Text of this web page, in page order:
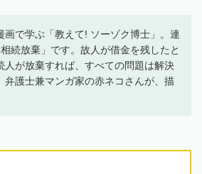
画で学ぶ「教えて! ソーゾク博士」。連
続放棄」です。故人が借金を残したと
人が放棄すれば、すべての問題は解決
弁護士兼マンガ家の赤ネコさんが、描